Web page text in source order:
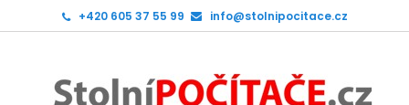
+420 605 37 55 99 info@stolnipocitace.cz